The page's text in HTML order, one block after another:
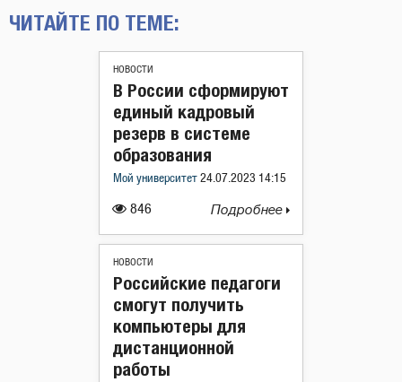
ЧИТАЙТЕ ПО ТЕМЕ:
НОВОСТИ
846
В России сформируют
единый кадровый
резерв в системе
образования
Мой университет 24.07.2023 14:15
Подробнее
НОВОСТИ
Российские педагоги
смогут получить
компьютеры для
дистанционной
работы